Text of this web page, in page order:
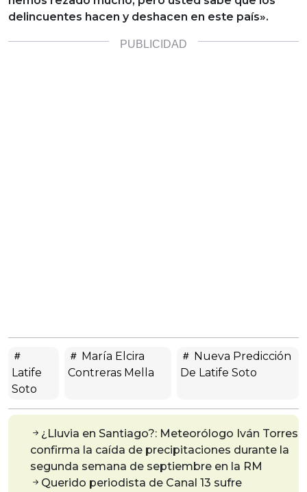
delincuentes hacen y deshacen en este país».
Latife
Soto
María Elcira
Contreras Mella
Nueva Predicción
De Latife Soto
¿Lluvia en Santiago?: Meteorólogo Iván Torres
confirma la caída de precipitaciones durante la
segunda semana de septiembre en la RM
Querido periodista de Canal 13 sufre